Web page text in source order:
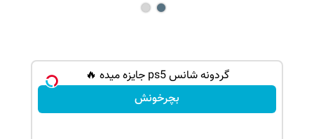
گردونه شانس ps5 جایزه میده 🔥
بچرخونش